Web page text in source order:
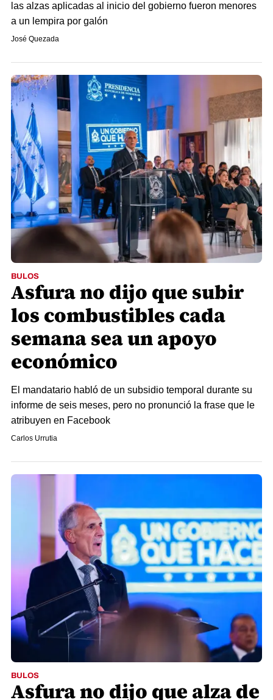
las alzas aplicadas al inicio del gobierno fueron menores
a un lempira por galón
José Quezada
BULOS
Asfura no dijo que subir
los combustibles cada
semana sea un apoyo
económico
El mandatario habló de un subsidio temporal durante su
informe de seis meses, pero no pronunció la frase que le
atribuyen en Facebook
Carlos Urrutia
BULOS
Asfura no dijo que alza de